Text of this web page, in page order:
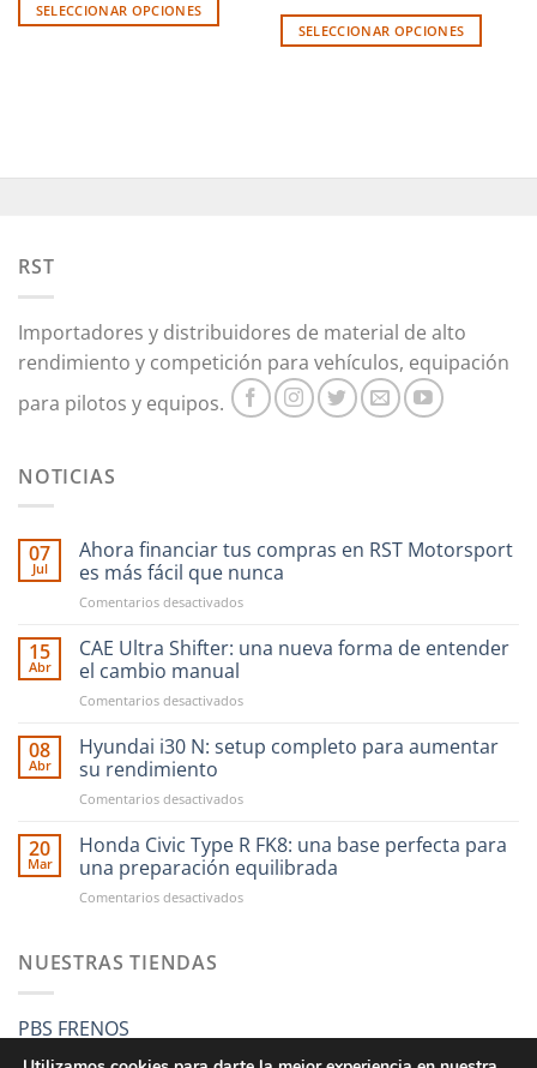
SELECCIONAR OPCIONES
elegir
en
página
de
producto
SELECCIONAR OPCIONES
Las
la
página
de
producto
RST
Importadores y distribuidores de material de alto
rendimiento y competición para vehículos, equipación
para pilotos y equipos.
NOTICIAS
07
Jul
Ahora financiar tus compras en RST Motorsport
es más fácil que nunca
Comentarios desactivadosen
financiar
en
Motorsport
fácil
nunca
15
Abr
CAE Ultra Shifter: una nueva forma de entender
el cambio manual
Comentarios desactivadosen
Ultra
Shifter:
nueva
de
entender
cambio
08
Abr
Hyundai i30 N: setup completo para aumentar
su rendimiento
Comentarios desactivadosen
i30
setup
completo
20
Mar
Honda Civic Type R FK8: una base perfecta para
una preparación equilibrada
Comentarios desactivadosen
base
perfecta
NUESTRAS TIENDAS
PBS FRENOS